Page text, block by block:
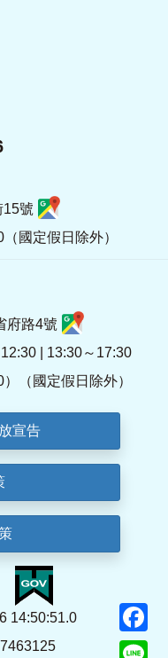
15號
國定假日除外）
府路4號
| 13:30～17:30
（國定假日除外）
宣告
14:50:51.0